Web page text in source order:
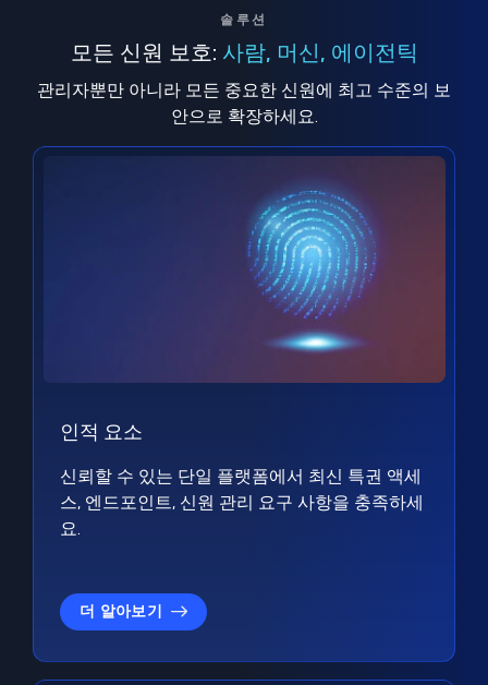
솔루션
모든 신원 보호: 사람, 머신, 에이전틱
관리자뿐만 아니라 모든 중요한 신원에 최고 수준의 보
안으로 확장하세요.
인적 요소
신뢰할 수 있는 단일 플랫폼에서 최신 특권 액세
스, 엔드포인트, 신원 관리 요구 사항을 충족하세
요.
더 알아보기